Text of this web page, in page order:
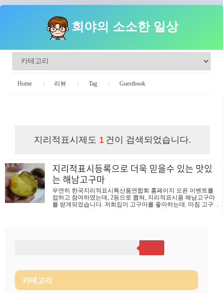
희야의 소소한 일상
Home 리뷰 Tag Guestbook
지리적표시제도 1 건이 검색되었습니다.
지리적표시등록으로 더욱 믿을수 있는 맛있
는 해남고구마
우연히 한국지리적표시특산품연합회 홈페이지 오픈 이벤트를
접하고 참여하였는데, 2등으로 뽑혀, 지리적표시품 해남고구마
를 받게되었습니다. 저희집이 고구마를 좋아하는데. 마침 고구마
산된 농작물인지 믿기가 어렵습니다. 일례로 고구마로 유명한 해
남고구마 이지만. 타지역에서 생산된 고구마를 해남으로 가져와
포장해 팔아도 해남고구마인거죠 구입한 소비자로서는 사기당
카테고리